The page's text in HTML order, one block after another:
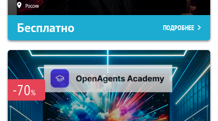
Россия
Бесплатно ПОДРОБНЕЕ
-70%